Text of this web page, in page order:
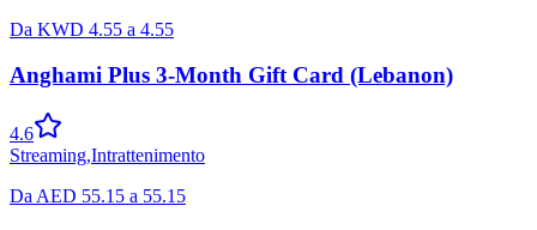
Da KWD 4.55 a 4.55
Anghami Plus 3-Month Gift Card (Lebanon)
4.6
Streaming,Intrattenimento
Da AED 55.15 a 55.15